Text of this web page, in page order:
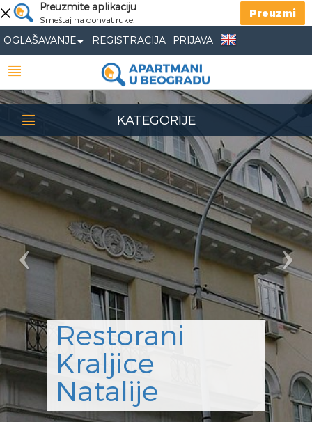
Preuzmite aplikaciju
Smeštaj na dohvat ruke!
Preuzmi
OGLAŠAVANJE REGISTRACIJA PRIJAVA
Restorani
Kraljice
Natalije
Previous
KATEGORIJE